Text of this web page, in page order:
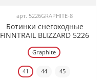
арт. 5226GRAPHITE-8
Ботинки снегоходные
FINNTRAIL BLIZZARD 5226
Graphite
41 44 45